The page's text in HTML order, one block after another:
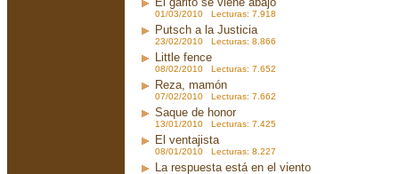
01/03/2010 Lecturas: 7.918
Putsch a la Justicia
23/02/2010 Lecturas: 8.866
Little fence
08/02/2010 Lecturas: 7.652
Reza, mamón
07/02/2010 Lecturas: 7.662
Saque de honor
13/01/2010 Lecturas: 7.425
El ventajista
08/01/2010 Lecturas: 8.227
La respuesta está en el viento